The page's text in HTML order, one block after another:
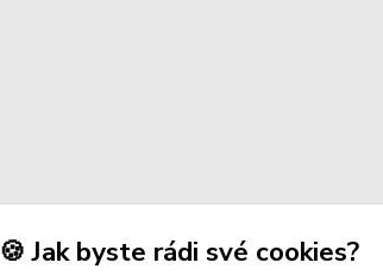
🍪 Jak byste rádi své cookies?